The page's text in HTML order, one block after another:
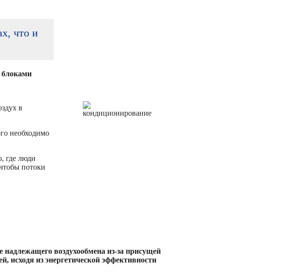
что и
блоками
в
необходимо
где люди
потоки
воздухообмена из-за присущей
из энергетической эффективности